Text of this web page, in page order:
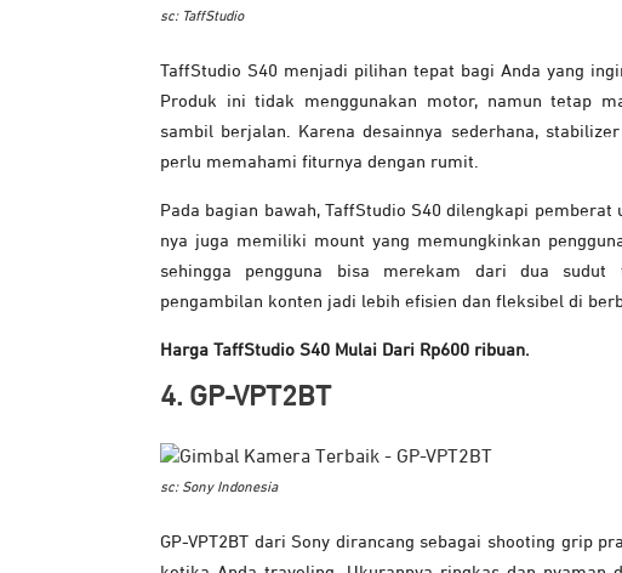
sc: TaffStudio
TaffStudio S40 menjadi pilihan tepat bagi Anda yang
Produk ini tidak menggunakan motor, namun tetap
sambil berjalan. Karena desainnya sederhana,
perlu memahami fiturnya dengan rumit.
Pada bagian bawah, TaffStudio S40 dilengkapi
nya juga memiliki mount yang memungkinkan
sehingga pengguna bisa merekam dari dua sudut
pengambilan konten jadi lebih efisien dan fleksibel di
Harga TaffStudio S40 Mulai Dari Rp600 ribuan.
4. GP-VPT2BT
sc: Sony Indonesia
GP-VPT2BT dari Sony dirancang sebagai shooting grip